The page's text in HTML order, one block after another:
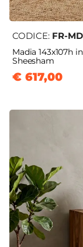
CODICE: FR-
Madia 143x107h
Sheesham
€ 617,00